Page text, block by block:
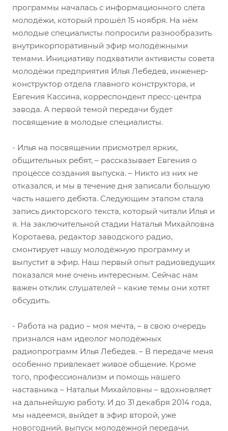
программы началась с информационного слёта
молодёжи, который прошёл 15 ноября. На нём
молодые специалисты попросили разнообразить
внутрикорпоративный эфир молодёжными
темами. Инициативу подхватили активисты совета
молодёжи предприятия Илья Лебедев, инженер-
конструктор отдела главного конструктора, и
Евгения Кассина, корреспондент пресс-центра
завода. А первой темой передачи будет
посвящение в молодые специалисты.
- Илья на посвящении присмотрел ярких,
общительных ребят, – рассказывает Евгения о
процессе создания выпуска. – Никто из них не
отказался, и мы в течение дня записали большую
часть нашего дебюта. Следующим этапом стала
запись дикторского текста, который читали Илья и
я. На заключительной стадии Наталья Михайловна
Коротаева, редактор заводского радио,
смонтирует нашу молодёжную программу и
выпустит в эфир. Наш первый опыт радиоведущих
показался мне очень интересным. Сейчас нам
важен отклик слушателей – какие темы они хотят
обсудить.
- Работа на радио – моя мечта, – в свою очередь
признался нам идеолог молодёжных
радиопрограмм Илья Лебедев. – В передаче меня
особенно привлекает живое общение. Кроме
того, профессионализм и помощь нашего
наставника – Натальи Михайловны – вдохновляет
на дальнейшую работу. И до 31 декабря 2014 года,
мы надеемся, выйдет в эфир второй, уже
новогодний, выпуск молодёжной передачи.